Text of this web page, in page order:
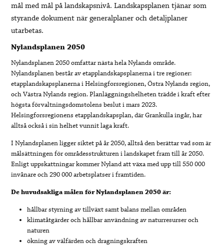
mål med mål på landskapsnivå. Landskapsplanen tjänar som
styrande dokument när generalplaner och detaljplaner
utarbetas.
Nylandsplanen 2050
Nylandsplanen 2050 omfattar nästa hela Nylands område.
Nylandsplanen består av etapplandskapsplanerna i tre regioner:
etapplandskapsplanerna i Helsingforsregionen, Östra Nylands region,
och Västra Nylands region. Planläggningshelheten trädde i kraft efter
högsta förvaltningsdomstolens beslut i mars 2023.
Helsingforsregionens etapplandskapsplan, där Grankulla ingår, har
alltså också i sin helhet vunnit laga kraft.
I Nylandsplanen ligger siktet på år 2050, alltså den berättar vad som är
målsättningen för områdesstrukturen i landskapet fram till år 2050.
Enligt uppskattningar kommer Nyland att växa med upp till 550 000
invånare och 290 000 arbetsplatser i framtiden.
De huvudsakliga målen för Nylandsplanen 2050 är:
hållbar styrning av tillväxt samt balans mellan områden
klimatåtgärder och hållbar användning av naturresurser och
naturen
ökning av välfärden och dragningskraften